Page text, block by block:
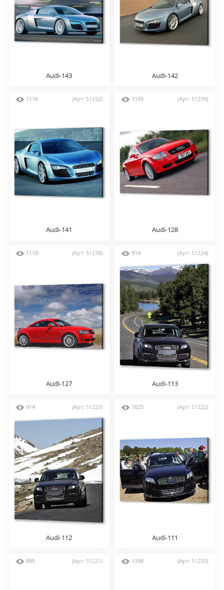
Audi-143 Audi-142
1116 (Арт: 51252)
Audi-141
1155 (Арт: 51239)
Audi-128
1119 (Арт: 51238)
Audi-127
914 (Арт: 51224)
Audi-113
914 (Арт: 51223)
Audi-112
1025 (Арт: 51222)
Audi-111
895 (Арт: 51221) 1168 (Арт: 51220)